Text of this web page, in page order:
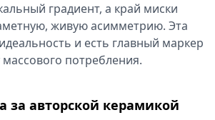
градиент, а край миски
живую асимметрию. Эта
и есть главный маркер
потребления.
за авторской керамикой